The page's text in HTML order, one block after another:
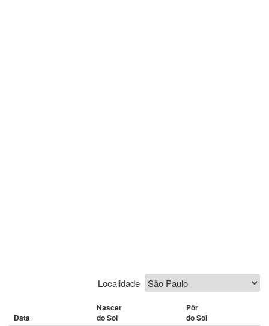
Localidade
Data
Nascer
do Sol
Pôr
do Sol